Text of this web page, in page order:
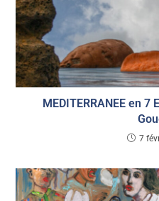
MEDITERRANEE en 7
7